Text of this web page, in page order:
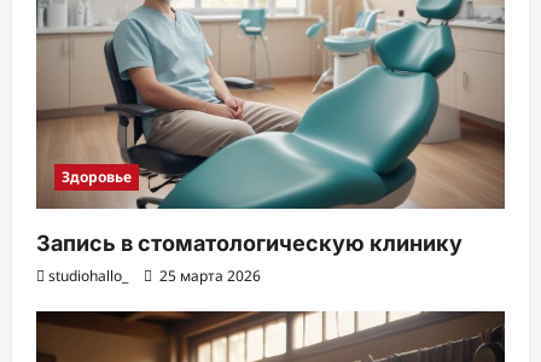
Здоровье
Запись в стоматологическую клинику
studiohallo_ 25 марта 2026